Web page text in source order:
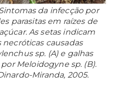
da infecção por
parasitas em raízes de
As setas indicam
necróticas causadas
sp. (A) e galhas
por Meloidogyne sp. (B).
Miranda, 2005.